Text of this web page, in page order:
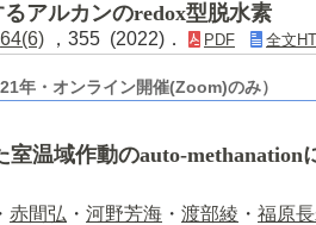
アルカンのredox型脱水素
64(6) ，355 (2022)． PDF 全文
年・オンライン開催(Zoom)のみ）
室温域作動のauto-methanation
・ 赤間弘 ・ 河野芳海 ・ 渡部綾 ・ 福原